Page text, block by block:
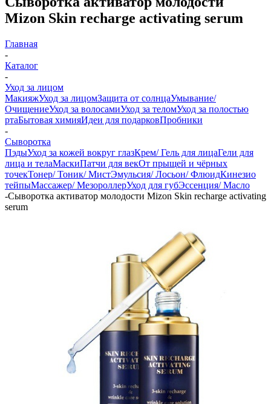
Mizon Skin recharge activating serum
Главная
-
Каталог
-
Уход за лицом
МакияжУход за лицомЗащита от солнцаУмывание/
ОчищениеУход за волосамиУход за теломУход за полостью
ртаБытовая химияИдеи для подарковПробники
-
Сыворотка
ПэдыУход за кожей вокруг глазКрем/ Гель для лицаГели для
лица и телаМаскиПатчи для векОт прыщей и чёрных
точекТонер/ Тоник/ МистЭмульсия/ Лосьон/ ФлюидКинезио
тейпыМассажер/ МезороллерУход для губЭссенция/ Масло
-Сыворотка активатор молодости Mizon Skin recharge activating
serum